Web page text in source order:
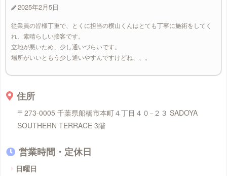
2025年2月5日
従業員の皆様丁重で、とくに担当の横山くんはとても丁寧に施術をしてく
れ、素晴らしい接客です。
立地が悪いため、少し通いづらいです。
場所がいいともう少し通いやすんですけどね、、。
住所
〒273-0005 千葉県船橋市本町４丁目４０−２３ SADOYA
SOUTHERN TERRACE 3階
営業時間・定休日
日曜日